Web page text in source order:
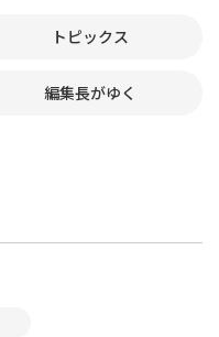
トピックス
編集長がゆく